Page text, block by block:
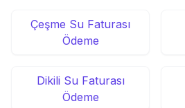
Çeşme Su Faturası
Ödeme
Dikili Su Faturası
Ödeme